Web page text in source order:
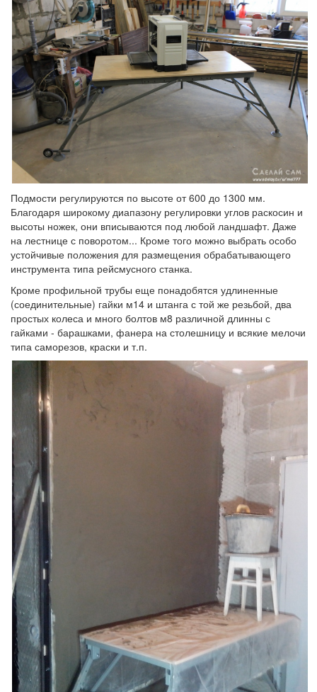
Подмости регулируются по высоте от 600 до 1300 мм.
Благодаря широкому диапазону регулировки углов раскосин и
высоты ножек, они вписываются под любой ландшафт. Даже
на лестнице с поворотом... Кроме того можно выбрать особо
устойчивые положения для размещения обрабатывающего
инструмента типа рейсмусного станка.
Кроме профильной трубы еще понадобятся удлиненные
(соединительные) гайки м14 и штанга с той же резьбой, два
простых колеса и много болтов м8 различной длинны с
гайками - барашками, фанера на столешницу и всякие мелочи
типа саморезов, краски и т.п.